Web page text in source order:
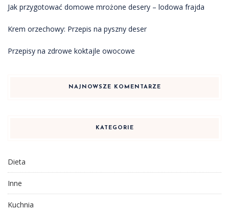
Jak przygotować domowe mrożone desery – lodowa frajda
Krem orzechowy: Przepis na pyszny deser
Przepisy na zdrowe koktajle owocowe
NAJNOWSZE KOMENTARZE
KATEGORIE
Dieta
Inne
Kuchnia